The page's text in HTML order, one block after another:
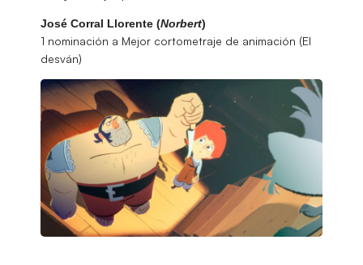
José Corral Llorente (Norbert)
1 nominación a Mejor cortometraje de animación (El
desván)